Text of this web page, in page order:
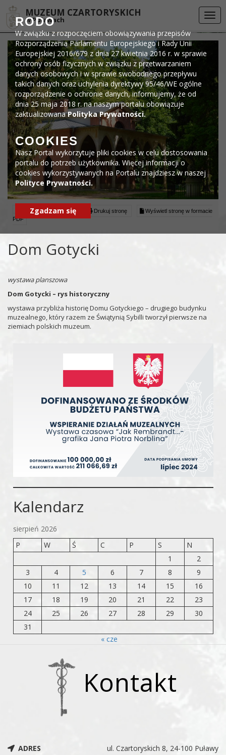
DEKLARACJA DOSTĘPNOŚCI
MUZEUM CZARTORYSKICH
w Puławach
Czytaj artykuł (lektor) Drukuj stronę
Wyświetl stronę w formacie
PDF
Dom Gotycki
wystawa planszowa
Dom Gotycki – rys historyczny
wystawa przybliża historię Domu Gotyckiego – drugiego budynku
muzealnego, który razem ze Świątynią Sybilli tworzył pierwsze na
ziemiach polskich muzeum.
Kalendarz
sierpień 2026
P
W Ś C P S
N
1
2
3
4 5 6 7 8
9
10
11 12 13 14 15
16
17
18 19 20 21 22
23
24
25 26 27 28 29
30
31
« cze
Kontakt
ADRES ul. Czartoryskich 8, 24-100 Puławy
RODO
W związku z rozpoczęciem obowiązywania przepisów
Rozporządzenia Parlamentu Europejskiego i Rady Unii
Europejskiej 2016/679 z dnia 27 kwietnia 2016 r. w sprawie
ochrony osób fizycznych w związku z przetwarzaniem
danych osobowych i w sprawie swobodnego przepływu
takich danych oraz uchylenia dyrektywy 95/46/WE ogólne
rozporządzenie o ochronie danych, informujemy, że od
dnia 25 maja 2018 r. na naszym portalu obowiązuje
zaktualizowanaPolityka Prywatności.
COOKIES
Nasz Portal wykorzytuje pliki cookies w celu dostosowania
portalu do potrzeb użytkownika. Więcej informacji o
cookies wykorzystywanych na Portalu znajdziesz w naszej
Polityce Prywatności.
Zgadzam się